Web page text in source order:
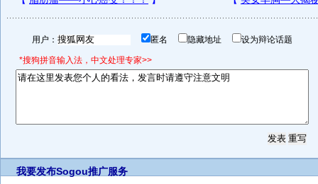
用户： 匿名 隐藏地址 设为辩论话题
*搜狗拼音输入法，中文处理专家>>
我要发布Sogou推广服务